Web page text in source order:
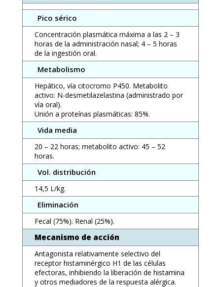
Pico sérico
Concentración plasmática máxima a las 2 – 3
horas de la administración nasal; 4 – 5 horas
de la ingestión oral.
Metabolismo
Hepático, vía citocromo P450. Metabolito
activo: N-desmetilazelastina (administrado por
vía oral).
Unión a proteínas plasmáticas: 85%.
Vida media
20 – 22 horas; metabolito activo: 45 – 52
horas.
Vol. distribución
14,5 L/kg.
Eliminación
Fecal (75%). Renal (25%).
Mecanismo de acción
Antagonista relativamente selectivo del
receptor histaminérgico H1 de las células
efectoras, inhibiendo la liberación de histamina
y otros mediadores de la respuesta alérgica.